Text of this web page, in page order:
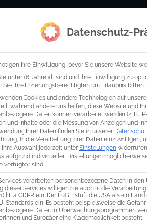
Startseite
Datenschutz-
Ihre Einwilligung, bevor Sie unsere Website
unter 16 Jahre alt sind und Ihre Einwilligung zu
Sie Ihre Erziehungsberechtigten um Erlaubnis bitten.
Cookies und andere Technologien auf
während andere uns helfen, diese Website und
Daten können verarbeitet werden (z. B.
und Inhalte oder die Messung von Anzeigen und
Ihrer Daten finden Sie in unserer
in die Verarbeitung Ihrer Daten einzuwilligen,
Ihre Auswahl jederzeit unter Einstellungen
aufgrund individueller Einstellungen
verfügbar sind.
verarbeiten personenbezogene Daten in den
dieser Services willigen Sie auch in die
lit. a GDPR ein. Der EuGH stuft die USA als ein
Standards ein. Es besteht beispielsweise die
Daten in Überwachungsprogrammen
und Europäer eine Klagemöglichkeit besteht.